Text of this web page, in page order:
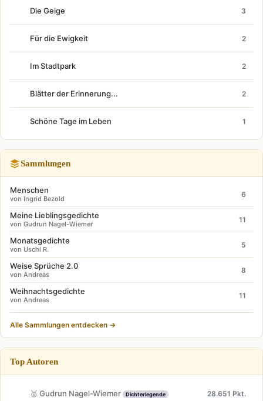
Die Geige 3
Für die Ewigkeit 2
Im Stadtpark 2
Blätter der Erinnerung... 2
Schöne Tage im Leben 1
Sammlungen
Menschen
von Ingrid Bezold
6
Meine Lieblingsgedichte
von Gudrun Nagel-Wiemer
11
Monatsgedichte
von Uschi R.
5
Weise Sprüche 2.0
von Andreas
8
Weihnachtsgedichte
von Andreas
11
Alle Sammlungen entdecken →
Top Autoren
🥇 Gudrun Nagel-Wiemer Dichterlegende 28.651 Pkt.